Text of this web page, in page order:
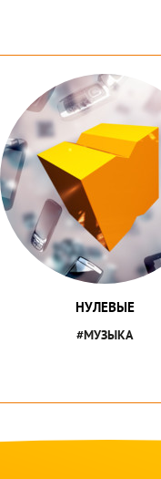
НУЛЕВЫЕ
#МУЗЫКА